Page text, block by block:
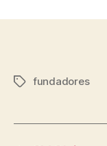
Etiquetas
fundadores